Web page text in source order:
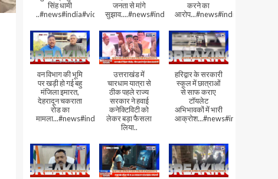
सिंह धामी
..#news#india#video#viral
जनता से मांगे
सुझाव....#news#india#video#viral
करने का
आरोप...#news#india#video
वन विभाग की भूमि
पर खड़ी हो गई बहु
मंजिला इमारत,
देहरादून चकराता
रोड का
मामला...#news#india#video
उत्तराखंड में
चारधाम यात्रा से
ठीक पहले राज्य
सरकार ने हवाई
कनेक्टिविटी को
लेकर बड़ा फैसला
लिया..
हरिद्वार के सरकारी
स्कूल में छात्राओं
से साफ कराए
टॉयलेट
अभिभावकों में भारी
आक्रोश...#news#india